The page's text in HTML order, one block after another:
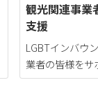
観光関連事業
支援
LGBTインバウ
業者の皆様を